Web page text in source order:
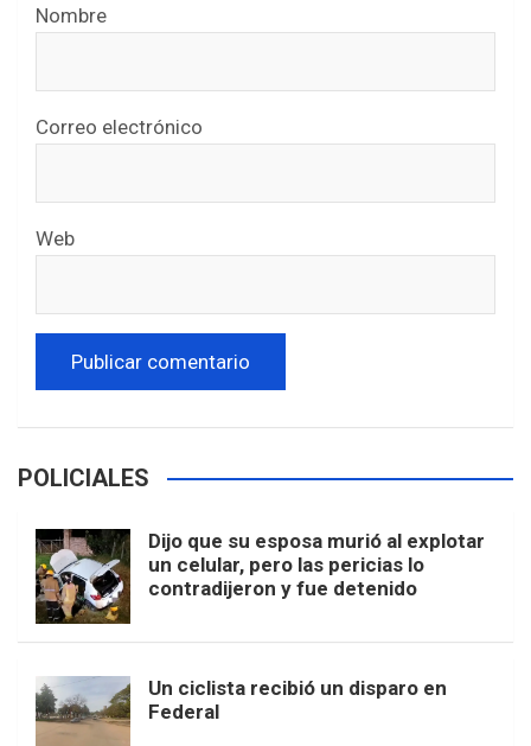
Nombre
Correo electrónico
Web
POLICIALES
Dijo que su esposa murió al explotar
un celular, pero las pericias lo
contradijeron y fue detenido
Un ciclista recibió un disparo en
Federal